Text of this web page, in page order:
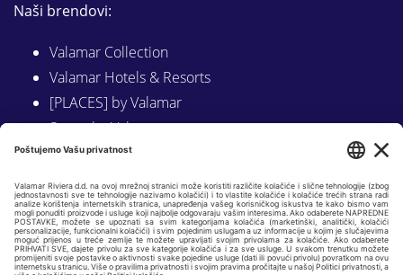
Naši brendovi:
Valamar Collection
Valamar Hotels & Resorts
[PLACES] by Valamar
Sunny by Valamar
Valamar Camping
Istraži na Valamar.com
Slijedite nas na: